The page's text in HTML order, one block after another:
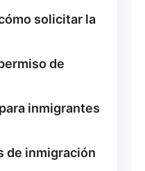
solicitar la
de
inmigrantes
de inmigración